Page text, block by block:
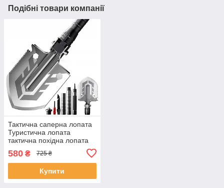
Подібні товари компанії
Тактична саперна лопата
Туристична лопата
тактична похідна лопата
580 ₴ 725 ₴
Купити